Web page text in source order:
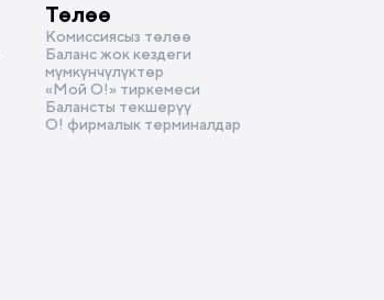
Төлөө
Комиссиясыз төлөө
Баланс жок кездеги
мүмкүнчүлүктөр
«Мой О!» тиркемеси
Балансты текшерүү
О! фирмалык терминалдар